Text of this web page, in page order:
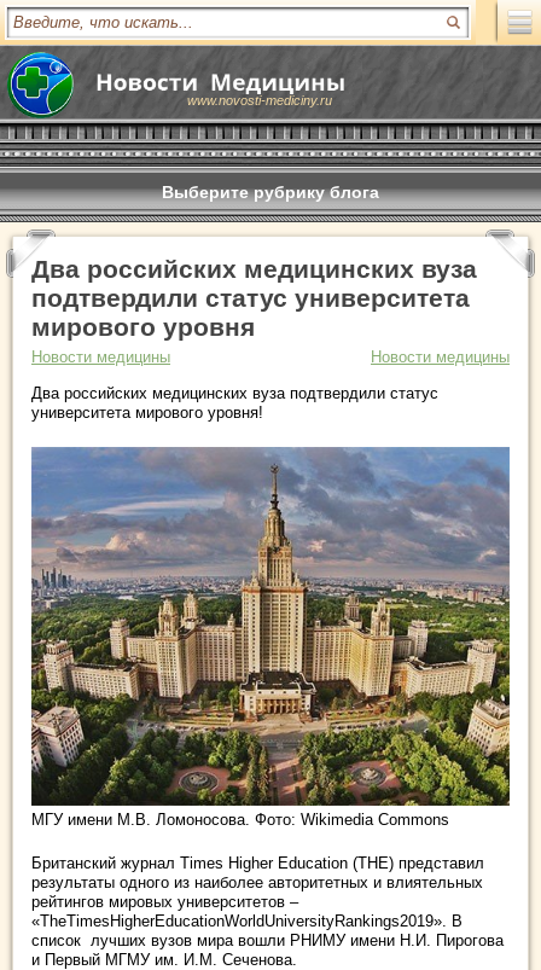
www.novosti-mediciny.ru
Выберите рубрику блога
Два российских медицинских вуза
подтвердили статус университета
мирового уровня
Новости медицины
Новости медицины
Два российских медицинских вуза подтвердили статус
университета мирового уровня!
МГУ имени М.В. Ломоносова. Фото: Wikimedia Commons
Британский журнал Times Higher Education (THE) представил
результаты одного из наиболее авторитетных и влиятельных
рейтингов мировых университетов –
«TheTimesHigherEducationWorldUniversityRankings2019». В
список лучших вузов мира вошли РНИМУ имени Н.И. Пирогова
и Первый МГМУ им. И.М. Сеченова.